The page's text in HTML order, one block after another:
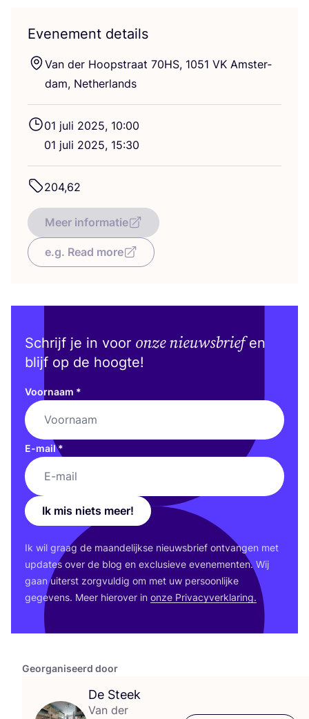
Georganiseerd door
De Steek
Van der
Evenement details
Van der Hoop­straat 70HS, 1051 VK Amster­
dam, Netherlands
01 juli 2025, 10:00
01 juli 2025, 15:30
204,62
Meer informatie
e.g. Read more
Schrijf je in voor onze nieuwsbriefen
blijf op de hoogte!
Voornaam *
E-mail*
Ik mis niets meer!
Ik wil graag de maan­de­lijk­se nieuws­brief ont­van­gen met
upda­tes over de blog en exclu­sie­ve eve­ne­men­ten. Wij
gaan uiterst zorg­vul­dig om met uw per­soon­lij­ke
gege­vens. Meer hier­over in onze Pri­va­cy­ver­kla­ring.